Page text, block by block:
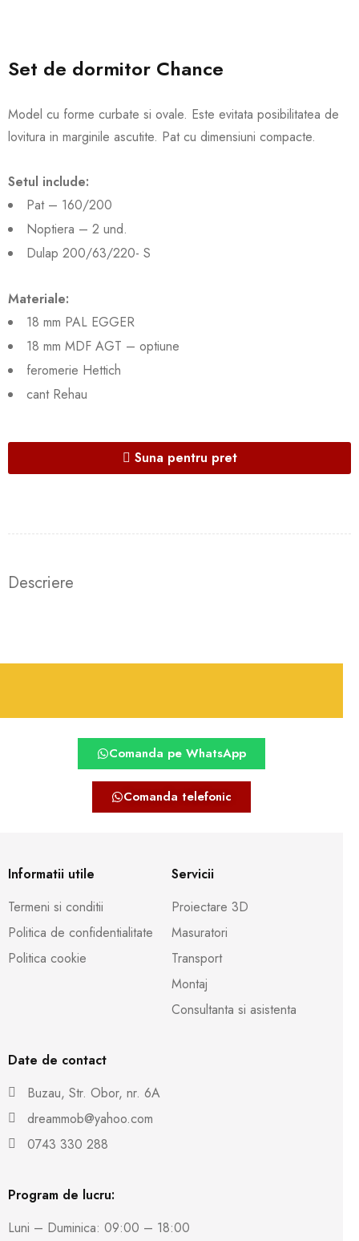
Set de dormitor Chance
Model cu forme curbate si ovale. Este evitata posibilitatea de
lovitura in marginile ascutite. Pat cu dimensiuni compacte.
Setul include:
Pat – 160/200
Noptiera – 2 und.
Dulap 200/63/220- S
Materiale:
18 mm PAL EGGER
18 mm MDF AGT – optiune
feromerie Hettich
cant Rehau
Suna pentru pret
Descriere
Comanda pe WhatsApp
Comanda telefonic
Informatii utile
Termeni si conditii
Politica de confidentialitate
Politica cookie
Servicii
Proiectare 3D
Masuratori
Transport
Montaj
Consultanta si asistenta
Date de contact
Buzau, Str. Obor, nr. 6A
dreammob@yahoo.com
0743 330 288
Program de lucru:
Luni – Duminica: 09:00 – 18:00